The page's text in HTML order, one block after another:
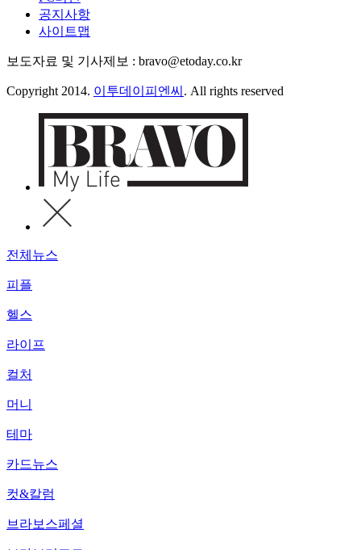
공지사항
사이트맵
보도자료 및 기사제보 : bravo@etoday.co.kr
Copyright 2014. 이투데이피엔씨 . All rights reserved
전체뉴스
피플
헬스
라이프
컬처
머니
테마
카드뉴스
컷&칼럼
브라보스페셜